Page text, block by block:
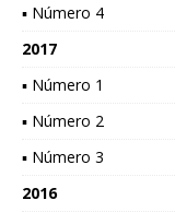
▪ Número 4
2017
▪ Número 1
▪ Número 2
▪ Número 3
2016